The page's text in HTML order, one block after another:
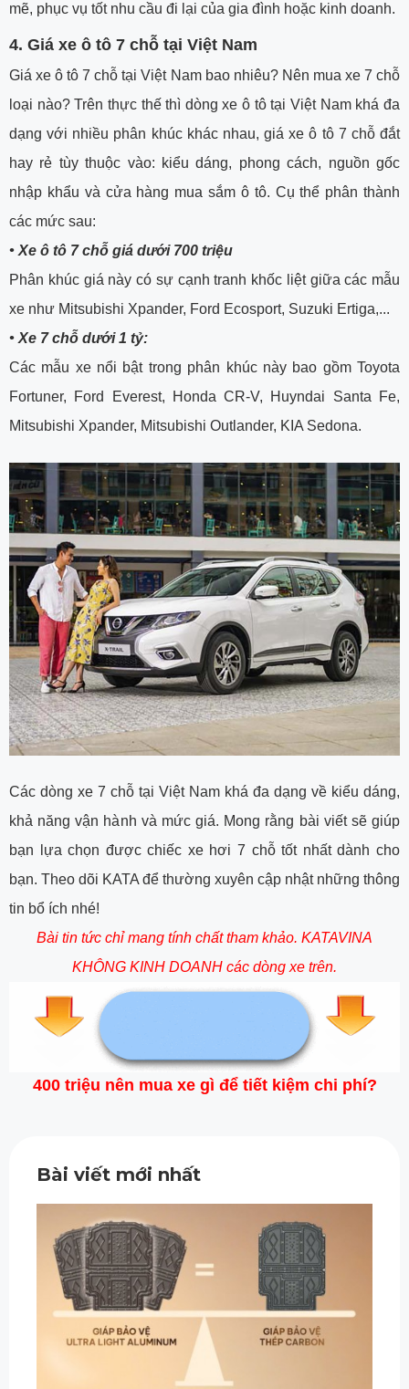
mẽ, phục vụ tốt nhu cầu đi lại của gia đình hoặc kinh doanh.
4. Giá xe ô tô 7 chỗ tại Việt Nam
Giá xe ô tô 7 chỗ tại Việt Nam bao nhiêu? Nên mua xe 7 chỗ
loại nào? Trên thực thế thì dòng xe ô tô tại Việt Nam khá đa
dạng với nhiều phân khúc khác nhau, giá xe ô tô 7 chỗ đắt
hay rẻ tùy thuộc vào: kiểu dáng, phong cách, nguồn gốc
nhập khẩu và cửa hàng mua sắm ô tô. Cụ thể phân thành
các mức sau:
• Xe ô tô 7 chỗ giá dưới 700 triệu
Phân khúc giá này có sự cạnh tranh khốc liệt giữa các mẫu
xe như Mitsubishi Xpander, Ford Ecosport, Suzuki Ertiga,...
• Xe 7 chỗ dưới 1 tỷ:
Các mẫu xe nổi bật trong phân khúc này bao gồm Toyota
Fortuner, Ford Everest, Honda CR-V, Huyndai Santa Fe,
Mitsubishi Xpander, Mitsubishi Outlander, KIA Sedona.
Các dòng xe 7 chỗ tại Việt Nam khá đa dạng về kiểu dáng,
khả năng vận hành và mức giá. Mong rằng bài viết sẽ giúp
bạn lựa chọn được chiếc xe hơi 7 chỗ tốt nhất dành cho
bạn. Theo dõi KATA để thường xuyên cập nhật những thông
tin bổ ích nhé!
Bài tin tức chỉ mang tính chất tham khảo. KATAVINA
KHÔNG KINH DOANH các dòng xe trên.
400 triệu nên mua xe gì để tiết kiệm chi phí?
Bài viết mới nhất